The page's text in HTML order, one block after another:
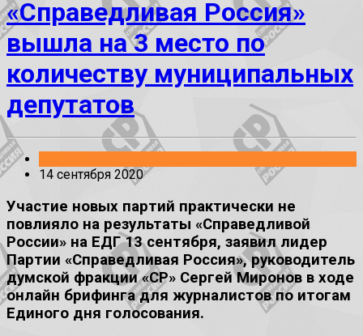
«Справедливая Россия»
вышла на 3 место по
количеству муниципальных
депутатов
14 сентября 2020
Участие новых партий практически не
повлияло на результаты «Справедливой
России» на ЕДГ 13 сентября, заявил лидер
Партии «Справедливая Россия», руководитель
думской фракции «СР» Сергей Миронов в ходе
онлайн брифинга для журналистов по итогам
Единого дня голосования.